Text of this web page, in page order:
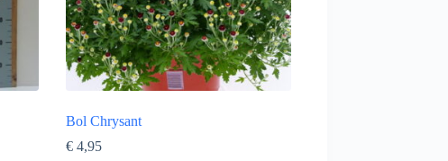
Bol Chrysant
€4,95